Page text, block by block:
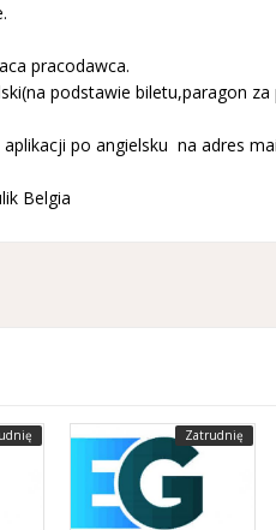
pracodawca.
podstawie biletu,paragon
po angielsku na adres
Belgia
Zatrudnię